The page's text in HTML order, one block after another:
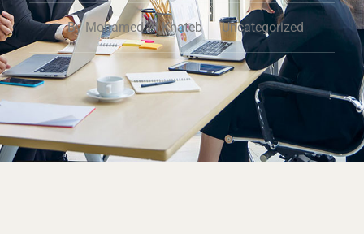
ByMohamed Al Khateb Uncategorized